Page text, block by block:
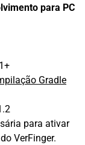
para PC
Gradle
para ativar
VerFinger.